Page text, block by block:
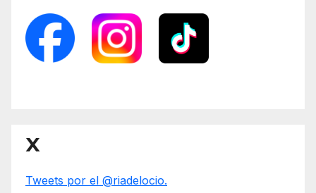
X
Tweets por el @riadelocio.